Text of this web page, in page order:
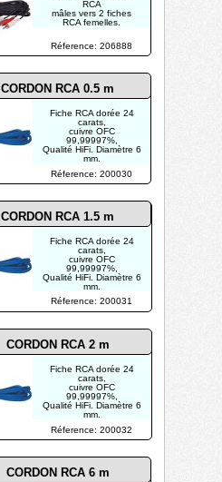
Réference: 206888
Réference: 200030
CORDON RCA 0.5 m
CORDON RCA 1.5 m
RCA
mâles vers 2 fiches
RCA femelles.
Fiche RCA dorée 24
carats,
cuivre OFC
99,99997%,
Qualité HiFi. Diamètre 6
mm.
Fiche RCA dorée 24
carats,
cuivre OFC
99,99997%,
Qualité HiFi. Diamètre 6
mm.
Longueur 1,5 m
Réference: 200031
Réference: 200032
CORDON RCA 6 m
CORDON RCA 2 m
Fiche RCA dorée 24
carats,
cuivre OFC
99,99997%,
Qualité HiFi. Diamètre 6
mm.